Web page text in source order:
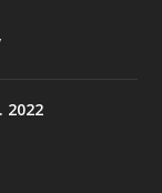
2022